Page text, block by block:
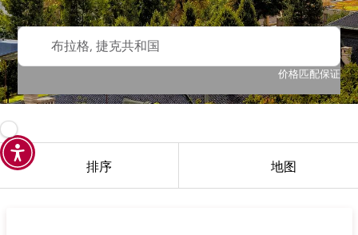
布拉格, 捷克共和国
价格匹配保证
排序 地图